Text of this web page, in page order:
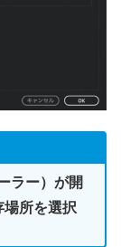
ラー）が開
所を選択